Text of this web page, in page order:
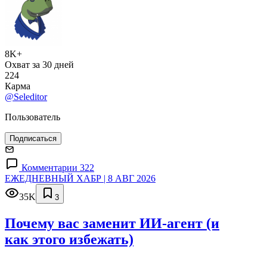
8K+
Охват за 30 дней
224
Карма
@Seleditor
Пользователь
Подписаться
Комментарии 322
ЕЖЕДНЕВНЫЙ ХАБР | 8 АВГ 2026
35K
3
Почему вас заменит ИИ‑агент (и
как этого избежать)